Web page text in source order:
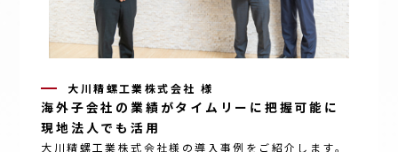
大川精螺工業株式会社 様
海外子会社 の 業績 がタイムリー に 把握可能 に
現地法人 でも 活用
大川精螺工業株式会社様の導入事例をご紹介します。